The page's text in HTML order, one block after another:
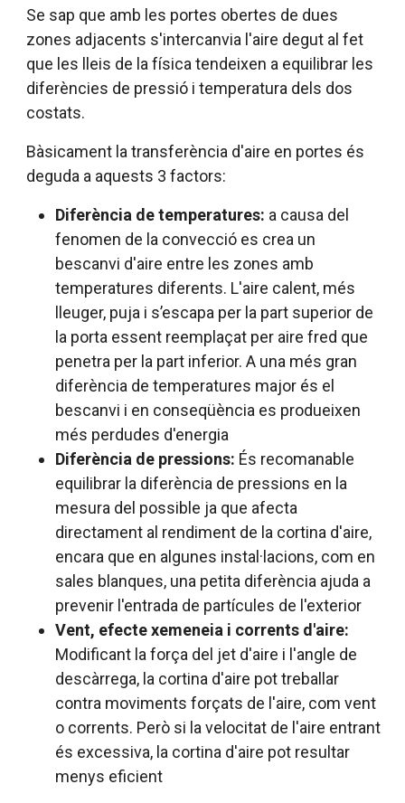
Se sap que amb les portes obertes de dues
zones adjacents s'intercanvia l'aire degut al fet
que les lleis de la física tendeixen a equilibrar les
diferències de pressió i temperatura dels dos
costats.
Bàsicament la transferència d'aire en portes és
deguda a aquests 3 factors:
Diferència de temperatures: a causa del
fenomen de la convecció es crea un
bescanvi d'aire entre les zones amb
temperatures diferents. L'aire calent, més
lleuger, puja i s’escapa per la part superior de
la porta essent reemplaçat per aire fred que
penetra per la part inferior. A una més gran
diferència de temperatures major és el
bescanvi i en conseqüència es produeixen
més perdudes d'energia
Diferència de pressions: És recomanable
equilibrar la diferència de pressions en la
mesura del possible ja que afecta
directament al rendiment de la cortina d'aire,
encara que en algunes instal·lacions, com en
sales blanques, una petita diferència ajuda a
prevenir l'entrada de partícules de l'exterior
Vent, efecte xemeneia i corrents d'aire:
Modificant la força del jet d'aire i l'angle de
descàrrega, la cortina d'aire pot treballar
contra moviments forçats de l'aire, com vent
o corrents. Però si la velocitat de l'aire entrant
és excessiva, la cortina d'aire pot resultar
menys eficient